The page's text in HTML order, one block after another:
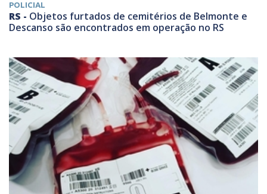
POLICIAL
RS - Objetos furtados de cemitérios de Belmonte e
Descanso são encontrados em operação no RS